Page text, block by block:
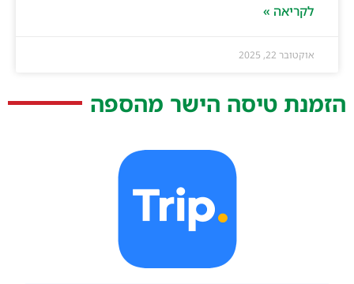
לקריאה »
אוקטובר 22, 2025
הזמנת טיסה הישר מהספה